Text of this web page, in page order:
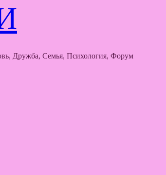
Дружба, Семья, Психология, Форум